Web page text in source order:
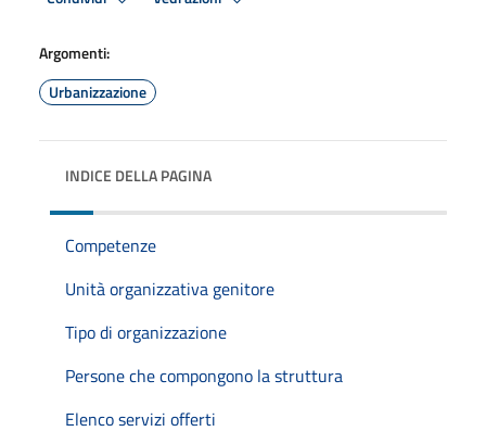
Argomenti:
Urbanizzazione
INDICE DELLA PAGINA
Competenze
Unità organizzativa genitore
Tipo di organizzazione
Persone che compongono la struttura
Elenco servizi offerti